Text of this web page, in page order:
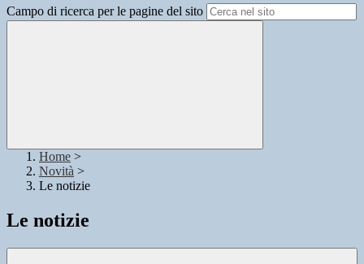
Campo di ricerca per le pagine del sito
Home >
Novità >
Le notizie
Le notizie